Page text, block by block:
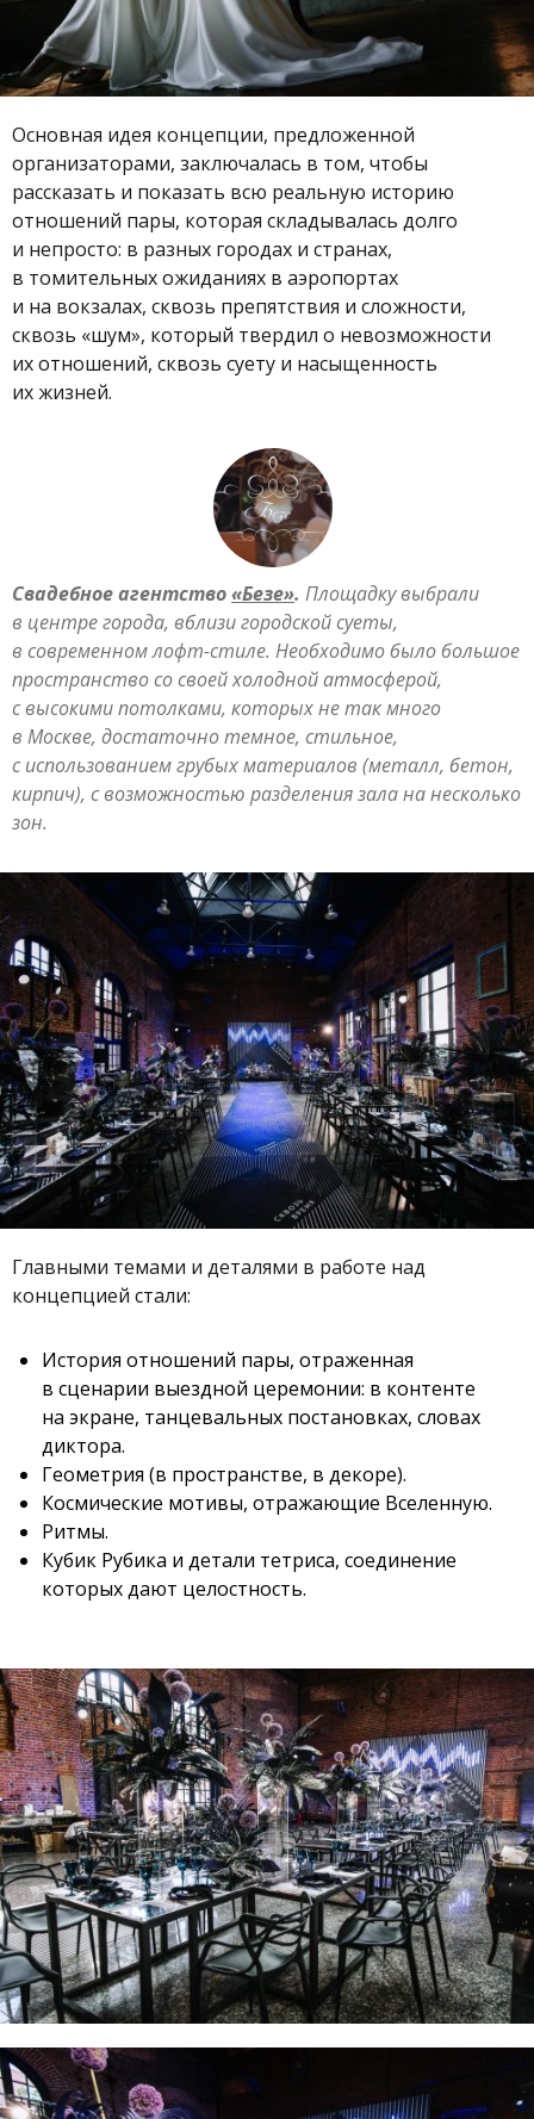
Основная идея концепции, предложенной
организаторами, заключалась в том, чтобы
рассказать и показать всю реальную историю
отношений пары, которая складывалась долго
и непросто: в разных городах и странах,
в томительных ожиданиях в аэропортах
и на вокзалах, сквозь препятствия и сложности,
сквозь «шум», который твердил о невозможности
их отношений, сквозь суету и насыщенность
их жизней.
Свадебное агентство«Безе». Площадку выбрали
в центре города, вблизи городской суеты,
в современном лофт-стиле. Необходимо было большое
пространство со своей холодной атмосферой,
с высокими потолками, которых не так много
в Москве, достаточно темное, стильное,
с использованием грубых материалов (металл, бетон,
кирпич), с возможностью разделения зала на несколько
зон.
Главными темами и деталями в работе над
концепцией стали:
История отношений пары, отраженная
в сценарии выездной церемонии: в контенте
на экране, танцевальных постановках, словах
диктора.
Геометрия (в пространстве, в декоре).
Космические мотивы, отражающие Вселенную.
Ритмы.
Кубик Рубика и детали тетриса, соединение
которых дают целостность.